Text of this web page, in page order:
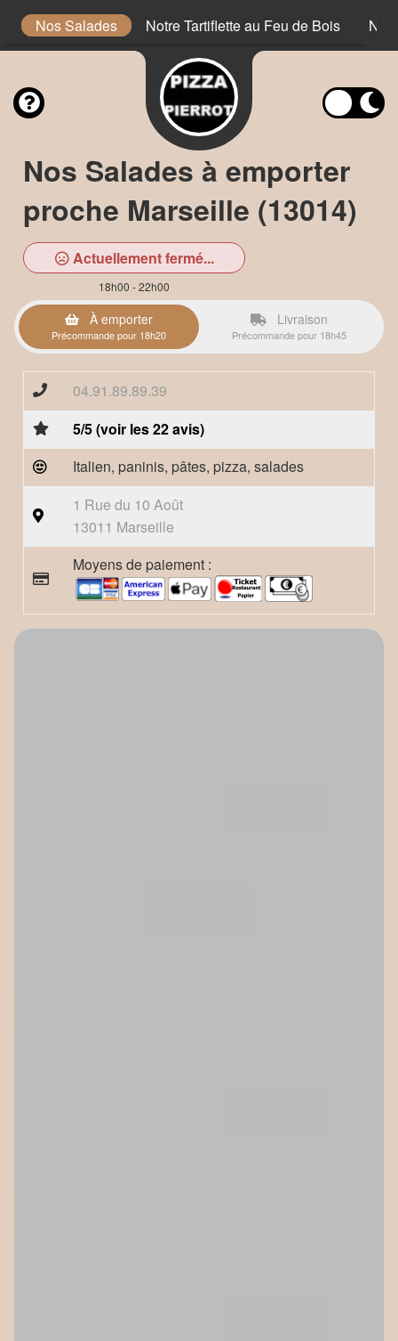
Nos Salades Notre Tartiflette au Feu de Bois
Nos Salades à emporter
proche Marseille (13014)
Actuellement fermé...
18h00 - 22h00
À emporter
Précommande pour 18h20
Livraison
Précommande pour 18h45
04.91.89.89.39
5/5 (voir les 22 avis)
Italien, paninis, pâtes, pizza, salades
1 Rue du 10 Août
13011 Marseille
Moyens de paiement :